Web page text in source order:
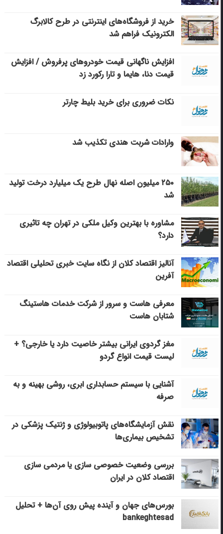
خرید از فروشگاه‌های اینترنتی در طرح کالابرگ
الکترونیک فراهم شد
افزایش ناگهانی قیمت خودروهای پرفروش / افزایش
قیمت دنا، هایما و تارا رکورد زد
نکات ضروری برای خرید بلیط چارتر
وارادات شربت هندی تکذیب شد
۲۵۰ میلیون اصله نهال طرح یک میلیارد درخت تولید
شد
مشاوره با بهترین وکیل ملکی در تهران چه تاثیری
دارد؟
آنالیز اقتصاد کلان از نگاه سایت خبری تحلیلی اقتصاد
آفرین
معرفی هاست و سرور از شرکت خدمات هاستینگ
شتابان هاست
مغز گردوی ایرانی بیشتر خاصیت دارد یا خارجی؟ +
لیست قیمت انواع گردو
آشنایی با سیستم حسابداری ابری، روشی بهینه و به
صرفه
نقش آزمایشگاه‌های پاتوبیولوژی و ژنتیک پزشکی در
تشخیص بیماری‌ها
بررسی وضعیت خصوصی سازی یا مردمی سازی
اقتصاد کلان در ایران
بورس‌های جهان و آینده پیش روی آن‌ها + تحلیل
bankeghtesad